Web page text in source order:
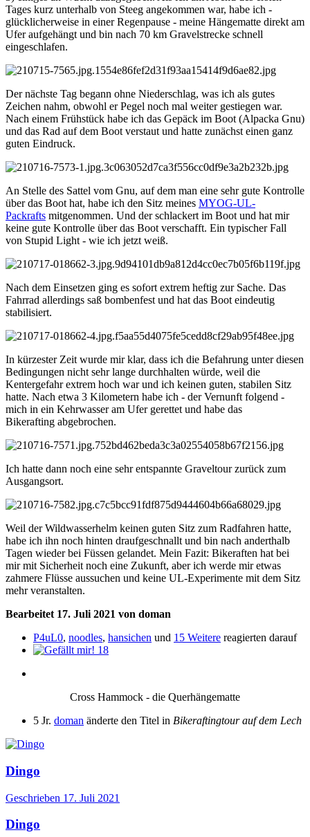
Tages kurz unterhalb von Steeg angekommen war, habe ich -
glücklicherweise in einer Regenpause - meine Hängematte direkt am
Ufer aufgehängt und bin nach 70 km Gravelstrecke schnell
eingeschlafen.
Der nächste Tag begann ohne Niederschlag, was ich als gutes
Zeichen nahm, obwohl er Pegel noch mal weiter gestiegen war.
Nach einem Frühstück habe ich das Gepäck im Boot (Alpacka Gnu)
und das Rad auf dem Boot verstaut und hatte zunächst einen ganz
guten Eindruck.
An Stelle des Sattel vom Gnu, auf dem man eine sehr gute Kontrolle
über das Boot hat, habe ich den Sitz meines MYOG-UL-
Packrafts mitgenommen. Und der schlackert im Boot und hat mir
keine gute Kontrolle über das Boot verschafft. Ein typischer Fall
von Stupid Light - wie ich jetzt weiß.
Nach dem Einsetzen ging es sofort extrem heftig zur Sache. Das
Fahrrad allerdings saß bombenfest und hat das Boot eindeutig
stabilisiert.
In kürzester Zeit wurde mir klar, dass ich die Befahrung unter diesen
Bedingungen nicht sehr lange durchhalten würde, weil die
Kentergefahr extrem hoch war und ich keinen guten, stabilen Sitz
hatte. Nach etwa 3 Kilometern habe ich - der Vernunft folgend -
mich in ein Kehrwasser am Ufer gerettet und habe das
Bikerafting abgebrochen.
Ich hatte dann noch eine sehr entspannte Graveltour zurück zum
Ausgangsort.
Weil der Wildwasserhelm keinen guten Sitz zum Radfahren hatte,
habe ich ihn noch hinten draufgeschnallt und bin nach anderthalb
Tagen wieder bei Füssen gelandet. Mein Fazit: Bikeraften hat bei
mir mit Sicherheit noch eine Zukunft, aber ich werde mir etwas
zahmere Flüsse aussuchen und keine UL-Experimente mit dem Sitz
mehr veranstalten.
Bearbeitet 17. Juli 2021 von doman
P4uL0, noodles, hansichen und 15 Weitere reagierten darauf
18
Cross Hammock - die Querhängematte
5 Jr. doman änderte den Titel in Bikeraftingtour auf dem Lech
Dingo
Geschrieben 17. Juli 2021
Dingo